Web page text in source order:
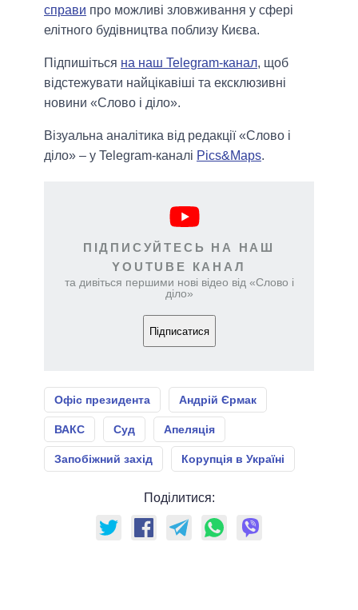
справи про можливі зловживання у сфері
елітного будівництва поблизу Києва.
Підпишіться на наш Telegram-канал, щоб
відстежувати найцікавіші та ексклюзивні
новини «Слово і діло».
Візуальна аналітика від редакції «Слово і
діло» – у Telegram-каналі Pics&Maps.
ПІДПИСУЙТЕСЬ НА НАШ
YOUTUBE КАНАЛ
та дивіться першими нові відео від «Слово і
діло»
Підписатися
Офіс президента Андрій Єрмак
ВАКС Суд Апеляція
Запобіжний захід Корупція в Україні
Поділитися: